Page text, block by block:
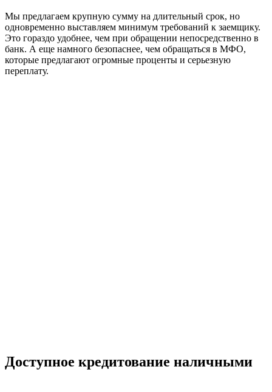
Мы предлагаем крупную сумму на длительный срок, но
одновременно выставляем минимум требований к заемщику.
Это гораздо удобнее, чем при обращении непосредственно в
банк. А еще намного безопаснее, чем обращаться в МФО,
которые предлагают огромные проценты и серьезную
переплату.
Доступное кредитование наличными